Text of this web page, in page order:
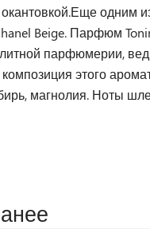
одним
Beige. Парфюм
парфюмерии,
этого
магнолия. Ноты